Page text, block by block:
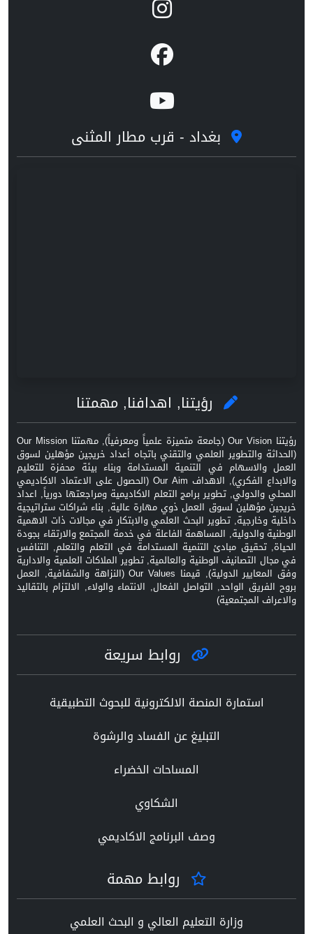
بغداد - قرب مطار المثنى
رؤيتنا, اهدافنا, مهمتنا
رؤيتنا Our Vision (جامعة متميزة علمياً ومعرفياً), مهمتنا Our Mission
(الحداثة والتطوير العلمي والتقني باتجاه أعداد خريجين مؤهلين لسوق
العمل والاسهام في التنمية المستدامة وبناء بيئة محفزة للتعليم
والابداع الفكري), الاهداف Our Aim (الحصول على الاعتماد الاكاديمي
المحلي والدولي, تطوير برامج التعلم الاكاديمية ومراجعتها دورياً, اعداد
خريجين مؤهلين لسوق العمل ذوي مهارة عالية, بناء شراكات ستراتيجية
داخلية وخارجية, تطوير البحث العلمي والابتكار في مجالات ذات الاهمية
الوطنية والدولية, المساهمة الفاعلة في خدمة المجتمع والارتقاء بجودة
الحياة, تحقيق مبادئ التنمية المستدامة في التعلم والتعلم, التنافس
في مجال التصانيف الوطنية والعالمية, تطوير الملاكات العلمية والادارية
وفق المعايير الدولية), قيمنا Our Values (النزاهة والشفافية, العمل
بروح الفريق الواحد, التواصل الفعال, الانتماء والولاء, الالتزام بالتقاليد
والاعراف المجتمعية)
روابط سريعة
استمارة المنصة الالكترونية للبحوث التطبيقية
التبليغ عن الفساد والرشوة
المساحات الخضراء
الشكاوي
وصف البرنامج الاكاديمي
روابط مهمة
وزارة التعليم العالي و البحث العلمي